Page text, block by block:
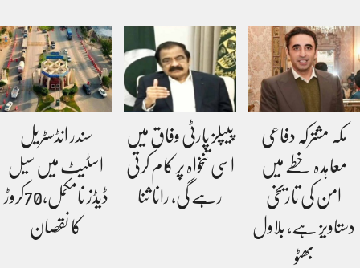
مکہ مشترکہ دفاعی
معاہدہ خطے میں
امن کی تاریخی
دستاویز ہے، بلاول
بھٹو
پیپلز پارٹی وفاق میں
اسی تنخواہ پر کام کرتی
رہے گی، رانا ثنا
سندر انڈسٹریل
اسٹیٹ میں سیل
ڈیڈز نامکمل،70کروڑ
کا نقصان